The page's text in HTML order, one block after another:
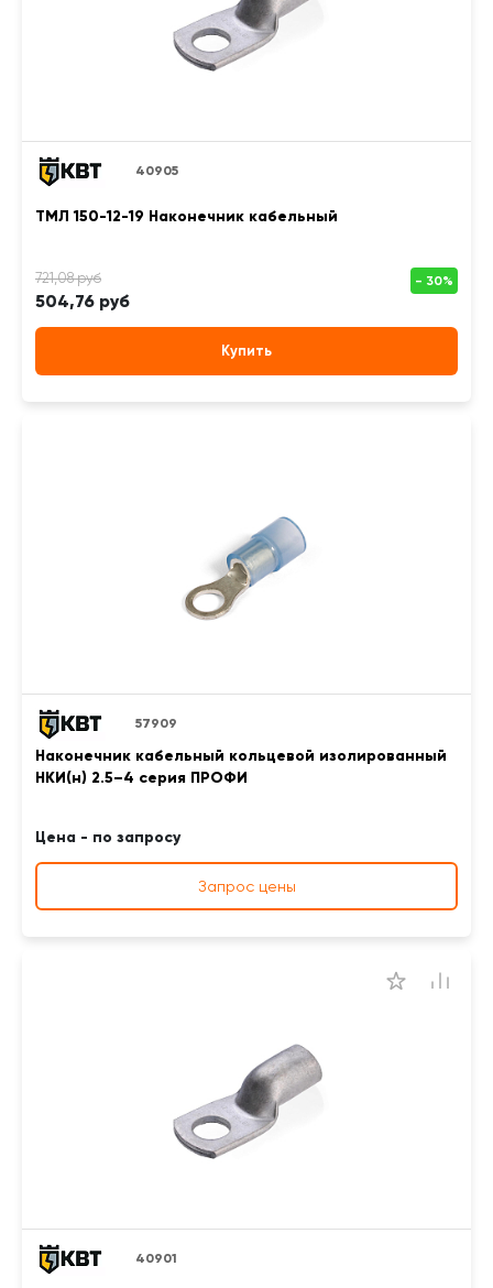
40905
ТМЛ 150-12-19 Наконечник кабельный
504,76 руб
Купить
57909
Наконечник кабельный кольцевой изолированный
НКИ(н) 2.5–4 серия ПРОФИ
Цена - по запросу
Запрос цены
40901